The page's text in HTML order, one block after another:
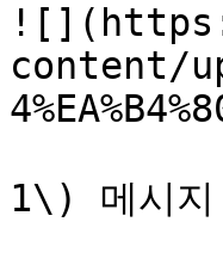
content/
1\) 메시지